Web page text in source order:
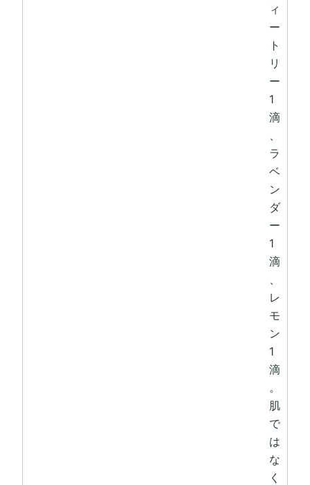
ィ
ー
ト
リ
ー
1
滴
ラ
ベ
ン
ダ
ー
1
滴
レ
モ
ン
1
滴
。
肌
で
は
な
く